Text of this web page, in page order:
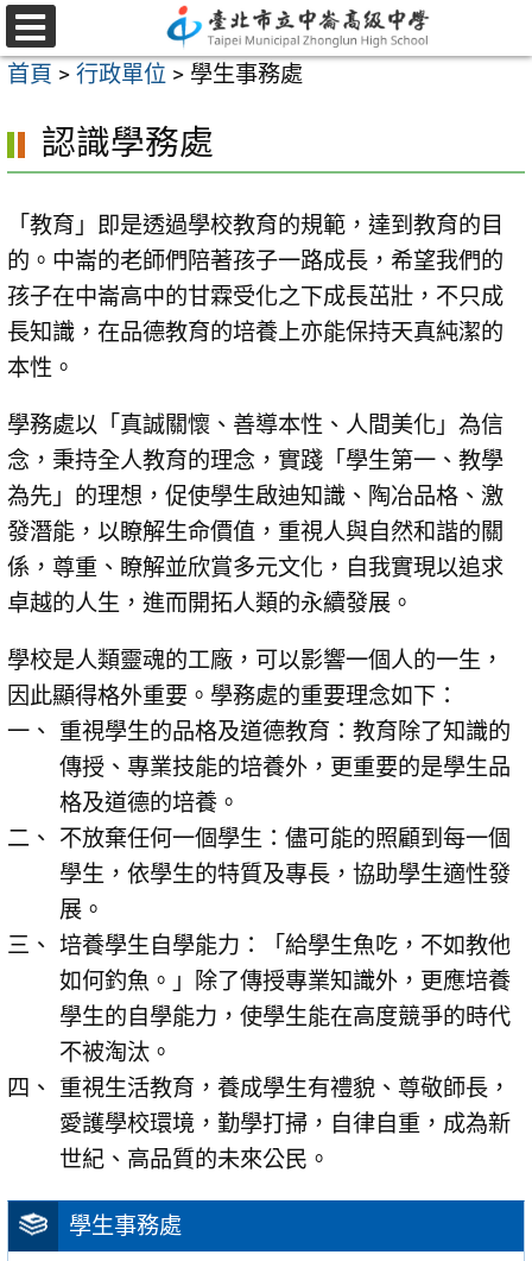
跳
至
主
內
選
單
首頁 > 行政單位 > 學生事務處
學生事務處
認識學務處
「教育」即是透過學校教育的規範，達到教育的目
的。中崙的老師們陪著孩子一路成長，希望我們的
孩子在中崙高中的甘霖受化之下成長茁壯，不只成
長知識，在品德教育的培養上亦能保持天真純潔的
本性。
學務處以「真誠關懷、善導本性、人間美化」為信
念，秉持全人教育的理念，實踐「學生第一、教學
為先」的理想，促使學生啟迪知識、陶冶品格、激
發潛能，以瞭解生命價值，重視人與自然和諧的關
係，尊重、瞭解並欣賞多元文化，自我實現以追求
卓越的人生，進而開拓人類的永續發展。
學校是人類靈魂的工廠，可以影響一個人的一生，
因此顯得格外重要。學務處的重要理念如下：
重視學生的品格及道德教育：教育除了知識的
傳授、專業技能的培養外，更重要的是學生品
格及道德的培養。
不放棄任何一個學生：儘可能的照顧到每一個
學生，依學生的特質及專長，協助學生適性發
展。
培養學生自學能力：「給學生魚吃，不如教他
如何釣魚。」除了傳授專業知識外，更應培養
學生的自學能力，使學生能在高度競爭的時代
不被淘汰。
重視生活教育，養成學生有禮貌、尊敬師長，
愛護學校環境，勤學打掃，自律自重，成為新
世紀、高品質的未來公民。